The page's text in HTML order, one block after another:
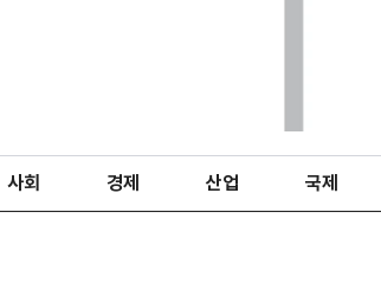
사회 경제 산업 국제